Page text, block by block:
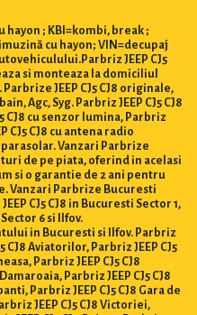
hayon ; KBI=kombi, break ;
cu hayon; VIN=decupaj
JEEP CJ5
si monteaza la domiciliul
JEEP CJ5 CJ8 originale,
Agc, Syg. Parbriz JEEP CJ5 CJ8
CJ8 cu senzor lumina, Parbriz
CJ5 CJ8 cu antena radio
parasolar. Vanzari Parbrize
de pe piata, oferind in acelasi
si o garantie de 2 ani pentru
Vanzari Parbrize Bucuresti
CJ5 CJ8 in Bucuresti Sector 1,
6 si Ilfov.
in Bucuresti si Ilfov. Parbriz
CJ8 Aviatorilor, Parbriz JEEP CJ5
Parbriz JEEP CJ5 CJ8
Parbriz JEEP CJ5 CJ8
Parbriz JEEP CJ5 CJ8 Gara de
JEEP CJ5 CJ8 Victoriei,